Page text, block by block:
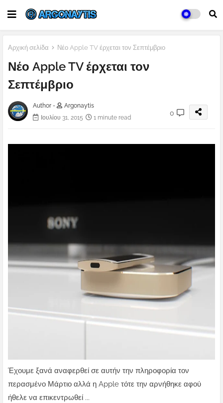
Αρχική σελίδα Νέο Apple TV έρχεται τον Σεπτέμβριο
Νέο Apple TV έρχεται τον
Σεπτέμβριο
Author -
Argonaytis
Ιουλίου 31, 2015
1 minute read
0
Έχουμε ξανά αναφερθεί σε αυτήν την πληροφορία τον
περασμένο Μάρτιο αλλά η Apple τότε την αρνήθηκε αφού
ήθελε να επικεντρωθεί ...